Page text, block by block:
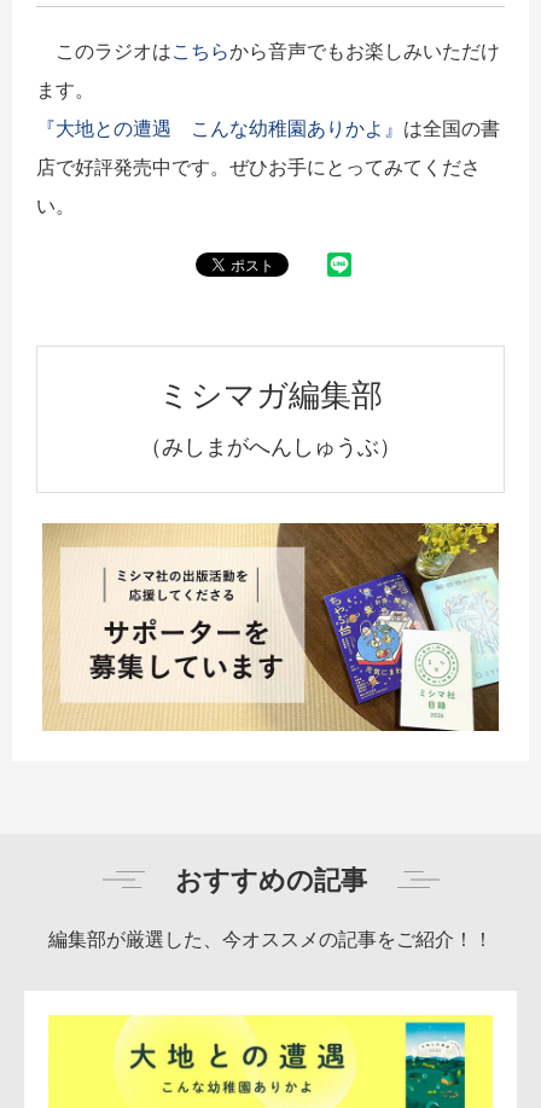
このラジオはこちらから音声でもお楽しみいただけ
ます。
『大地との遭遇 こんな幼稚園ありかよ』 は全国の書
店で好評発売中です。ぜひお手にとってみてくださ
い。
ミシマガ編集部
（みしまがへんしゅうぶ）
おすすめの記事
編集部が厳選した、今オススメの記事をご紹介！！